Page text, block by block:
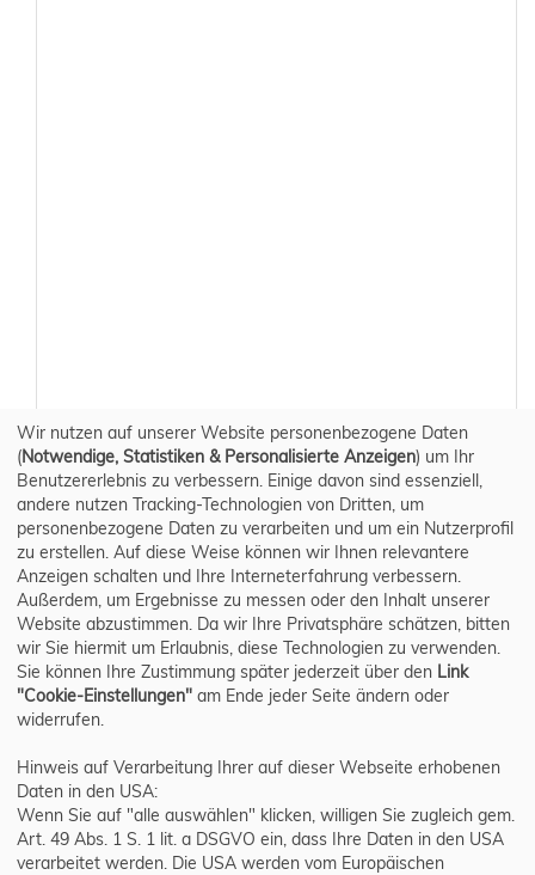
Wir nutzen auf unserer Website personenbezogene Daten
(Notwendige, Statistiken & Personalisierte Anzeigen) um Ihr
Benutzererlebnis zu verbessern. Einige davon sind essenziell,
andere nutzen Tracking-Technologien von Dritten, um
personenbezogene Daten zu verarbeiten und um ein Nutzerprofil
zu erstellen. Auf diese Weise können wir Ihnen relevantere
Anzeigen schalten und Ihre Interneterfahrung verbessern.
Außerdem, um Ergebnisse zu messen oder den Inhalt unserer
Website abzustimmen. Da wir Ihre Privatsphäre schätzen, bitten
wir Sie hiermit um Erlaubnis, diese Technologien zu verwenden.
Sie können Ihre Zustimmung später jederzeit über den Link
"Cookie-Einstellungen" am Ende jeder Seite ändern oder
widerrufen.
Hinweis auf Verarbeitung Ihrer auf dieser Webseite erhobenen
Daten in den USA:
Wenn Sie auf "alle auswählen" klicken, willigen Sie zugleich gem.
Art. 49 Abs. 1 S. 1 lit. a DSGVO ein, dass Ihre Daten in den USA
verarbeitet werden. Die USA werden vom Europäischen